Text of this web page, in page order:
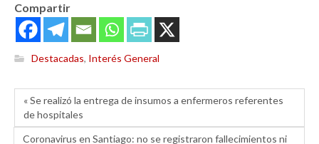
Compartir
Destacadas, Interés General
« Se realizó la entrega de insumos a enfermeros referentes
de hospitales
Coronavirus en Santiago: no se registraron fallecimientos ni